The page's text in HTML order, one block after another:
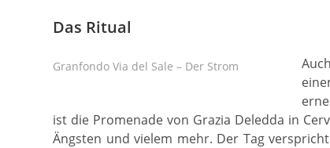
Das Ritual
Granfondo Via del Sale – Der Strom
ist die Promenade von Grazia Deledda in
Ängsten und vielem mehr. Der Tag